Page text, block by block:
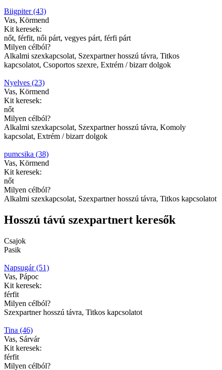
Biigpiter (43)
Vas, Körmend
Kit keresek:
nőt, férfit, női párt, vegyes párt, férfi párt
Milyen célból?
Alkalmi szexkapcsolat, Szexpartner hosszú távra, Titkos
kapcsolatot, Csoportos szexre, Extrém / bizarr dolgok
Nyelves (23)
Vas, Körmend
Kit keresek:
nőt
Milyen célból?
Alkalmi szexkapcsolat, Szexpartner hosszú távra, Komoly
kapcsolat, Extrém / bizarr dolgok
pumcsika (38)
Vas, Körmend
Kit keresek:
nőt
Milyen célból?
Alkalmi szexkapcsolat, Szexpartner hosszú távra, Titkos kapcsolatot
Hosszú távú szexpartnert keresők
Csajok
Pasik
Napsugár (51)
Vas, Pápoc
Kit keresek:
férfit
Milyen célból?
Szexpartner hosszú távra, Titkos kapcsolatot
Tina (46)
Vas, Sárvár
Kit keresek:
férfit
Milyen célból?